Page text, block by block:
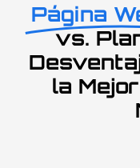
Página
vs.
la